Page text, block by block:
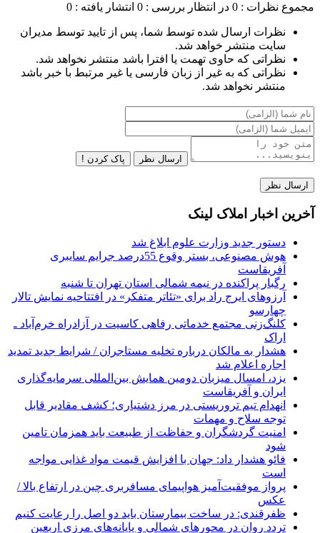
مجموع نظرات : 0 در انتظار بررسی : 0 انتشار یافته : 0
نظرات ارسال شده توسط شما، پس از تایید توسط مدیران
سایت منتشر خواهد شد.
نظراتی که حاوی تهمت یا افترا باشد منتشر نخواهد شد.
نظراتی که به غیر از زبان فارسی یا غیر مرتبط با خبر باشد
منتشر نخواهد شد.
ارسال نظر پاک کردن !
آخرین اخبار املاک لینک
دستور جدید وزارت علوم ابلاغ شد
هوش مصنوعی، بستر وقوع 55درصد جرایم سایبری
آفریقاست
رگبار پراکنده در نیمه شمالی استان تهران تا شنبه
آرزوهای ایرج راد برای «تئاتر متفکر» در افتتاحیه نمایش تالار
چهارسو
کلنگ‌زنی مجتمع خدماتی رفاهی کاسیت در آزادراه خرم‌آباد ـ
اراک
هشدار به مالکان درباره تخلیه مستاجران / شرایط جدید تمدید
اجاره اعلام شد
یزد، امسال میزبان دومین همایش بین‌المللی سرمایه‌گذاری
ایران و آفریقاست
انهدام تیم تروریستی در مرز دشتیاری؛ کشف مقادیر قابل
توجه سلاح و مهمات
امنیت گردشگران و حفاظت از طبیعت باید همزمان تامین
شود
فائو هشدار داد: جهان با افزایش قیمت مواد غذایی مواجه
است
پرواز موفقیت‌آمیز هواپیمای مسافربری چین در ارتفاع بالا /
عکس
ظفرقندی: در ساخت بیمارستان باید دو اصل را رعایت کنیم
تردد روان در محورهای شمالی و پایانه‌های مرزی اربعین